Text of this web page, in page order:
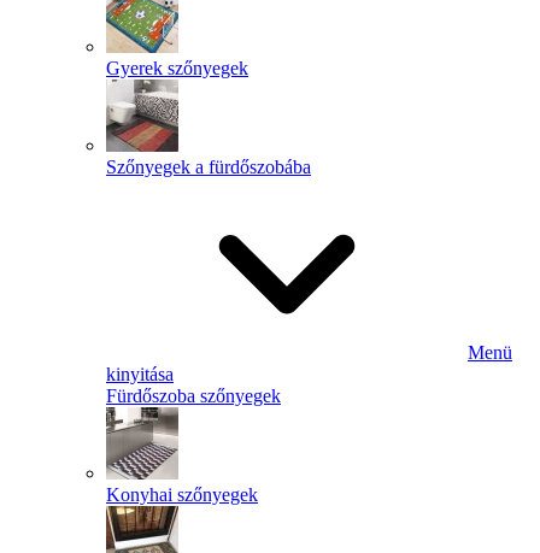
Gyerek szőnyegek
Szőnyegek a fürdőszobába
Menü
kinyitása
Fürdőszoba szőnyegek
Konyhai szőnyegek